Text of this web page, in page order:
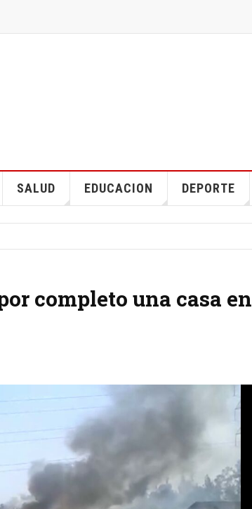
SALUD EDUCACION DEPORTE
completo una casa en